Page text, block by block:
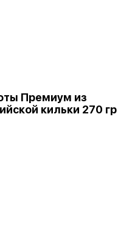
Премиум из
кильки 270 гр